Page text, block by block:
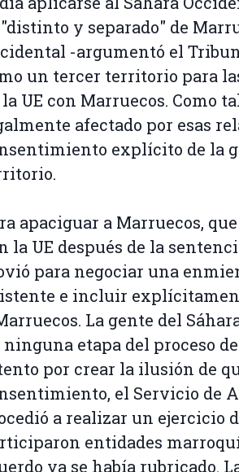
y separado" de
-argumentó el
un tercer territorio para
la UE con Marruecos. Como
afectado por esas
explícito de la
apaciguar a Marruecos,
la UE después de la
para negociar una
e incluir
La gente del
ninguna etapa del proceso
por crear la ilusión de
el Servicio de
a realizar un ejercicio
entidades
ya se había rubricado.